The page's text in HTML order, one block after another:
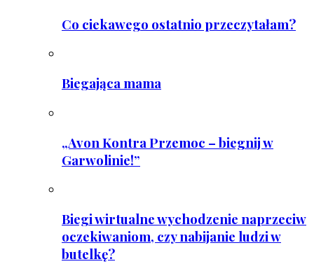
Co ciekawego ostatnio przeczytałam?
Biegająca mama
„Avon Kontra Przemoc – biegnij w
Garwolinie!”
Biegi wirtualne wychodzenie naprzeciw
oczekiwaniom, czy nabijanie ludzi w
butelkę?